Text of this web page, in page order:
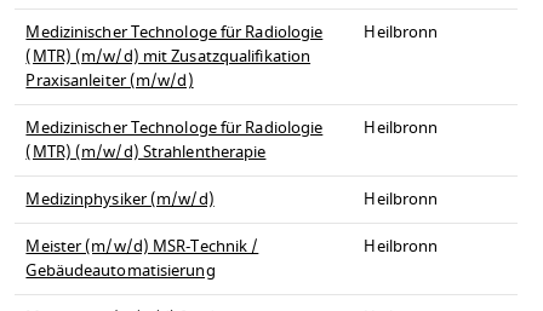
Medizinischer Technologe für Radiologie
(MTR) (m/w/d) mit Zusatzqualifikation
Praxisanleiter (m/w/d)
Heilbronn
Medizinischer Technologe für Radiologie
(MTR) (m/w/d) Strahlentherapie
Heilbronn
Medizinphysiker (m/w/d)
Heilbronn
Meister (m/w/d) MSR-Technik /
Gebäudeautomatisierung
Heilbronn